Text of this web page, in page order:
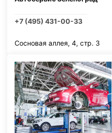
+7 (495) 431-00-33
Сосновая аллея, 4, стр. 3